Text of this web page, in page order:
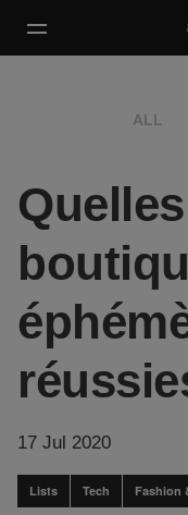
ALL
17 Jul 2020
Lists Tech Fashion